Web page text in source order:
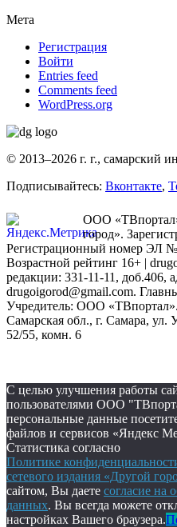
Мета
Регистрация
Войти
Entries feed
Comments feed
WordPress.org
© 2013–2026 г. г., самарский
Подписывайтесь: Вконтакте,
ООО
город».
Регистрационный номер ЭЛ №
Возрастной рейтинг 16+ |
редакции: 331-11-11, доб.406,
drugoigorod@gmail.com.
Учредитель: ООО
Самарская обл., г. Самара, ул.
52/55, комн. 6
С целью улучшения работы
пользователями ООО
персональные данные
файлов и сервисов «Яндекс
Статистика согласно
Политике
сетевого издания «Другой
сайтом, Вы даете согласие на
данных. Вы всегда можете
настройках Вашего браузера.